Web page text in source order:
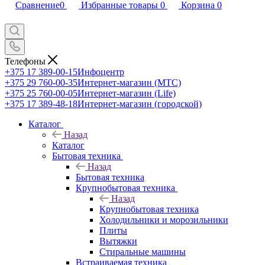
Сравнение0 Избранные товары 0 Корзина 0
Телефоны
+375 17 389-00-15Инфоцентр
+375 29 760-00-35Интернет-магазин (МТС)
+375 25 760-00-05Интернет-магазин (Life)
+375 17 389-48-18Интернет-магазин (городской)
Каталог
Назад
Каталог
Бытовая техника
Назад
Бытовая техника
Крупнобытовая техника
Назад
Крупнобытовая техника
Холодильники и морозильники
Плиты
Вытяжки
Стиральные машины
Встраиваемая техника